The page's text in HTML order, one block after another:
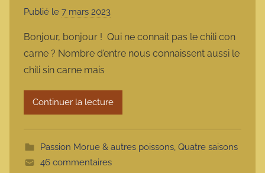
Publié le 7 mars 2023
r
m
r
m
t
e
Bonjour, bonjour ! Qui ne connait pas le chili con
carne ? Nombre d’entre nous connaissent aussi le
chili sin carne mais
Continuer la lecture
Passion Morue & autres poissons, Quatre saisons
46 commentaires